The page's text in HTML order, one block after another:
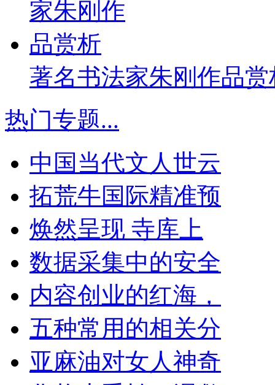
著名书法家朱刚作品赏
热门专题...
中国当代文人世云
拓荒牛国际精准预
焕然呈现 寺库上
数据采集中的安全
内容创业的红海，
五种常用的相关分
亚麻油对女人神奇